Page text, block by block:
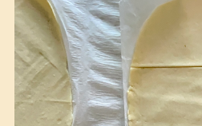
Un dolce perfetto
Le sfogliatine alla
di arance sono
per ogni occasione: a